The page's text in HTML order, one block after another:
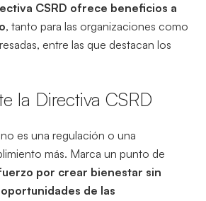
CSRD ofrece beneficios a
, tanto para las organizaciones como
entre las que destacan los
la Directiva CSRD
es una regulación o una
más. Marca un punto de
por crear bienestar sin
de las